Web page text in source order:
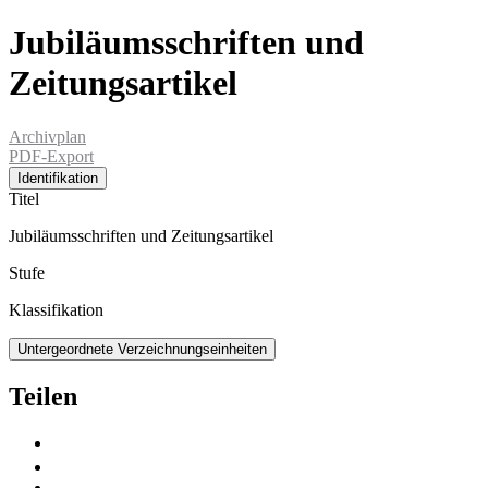
Jubiläumsschriften und
Zeitungsartikel
Archivplan
PDF-Export
Identifikation
Titel
Jubiläumsschriften und Zeitungsartikel
Stufe
Klassifikation
Untergeordnete Verzeichnungseinheiten
Teilen